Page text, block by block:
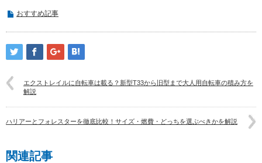
おすすめ記事
エクストレイルに自転車は載る？新型T33から旧型まで大人用自転車の積み方を
解説
ハリアーとフォレスターを徹底比較！サイズ・燃費・どっちを選ぶべきかを解説
関連記事